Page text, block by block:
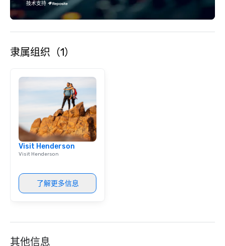
技术支持
隶属组织（1）
Visit Henderson
Visit Henderson
了解更多信息
其他信息